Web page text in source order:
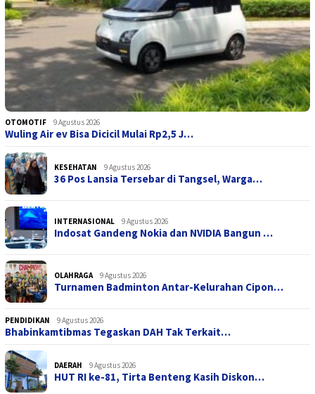
OTOMOTIF 9 Agustus 2026
Wuling Air ev Bisa Dicicil Mulai Rp2,5 J…
KESEHATAN 9 Agustus 2026
36 Pos Lansia Tersebar di Tangsel, Warga…
INTERNASIONAL 9 Agustus 2026
Indosat Gandeng Nokia dan NVIDIA Bangun …
OLAHRAGA 9 Agustus 2026
Turnamen Badminton Antar-Kelurahan Cipon…
PENDIDIKAN 9 Agustus 2026
Bhabinkamtibmas Tegaskan DAH Tak Terkait…
DAERAH 9 Agustus 2026
HUT RI ke-81, Tirta Benteng Kasih Diskon…